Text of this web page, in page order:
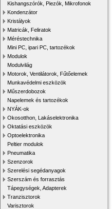
Kishangszórók, Piezók, Mikrofonok
Kondenzátor
Kristályok
Matricák, Feliratok
Méréstechnika
Mini PC, ipari PC, tartozékok
Modulok
Modulvilág
Motorok, Ventilátorok, Fűtőelemek
Munkavédelmi eszközök
Műszerdobozok
Napelemek és tartozékok
NYÁK-ok
Okosotthon, Lakáselektronika
Oktatási eszközök
Optoelektronika
Peltier modulok
Pneumatika
Szenzorok
Szerelési segédanyagok
Szerszám és forrasztás
Tápegységek, Adapterek
Tranzisztorok
Varisztorok